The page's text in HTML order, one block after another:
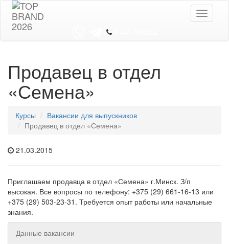
Toggle
Продавец в отдел
«Семена»
Курсы
Вакансии для выпускников
Продавец в отдел «Семена»
21.03.2015
Приглашаем продавца в отдел «Семена» г.Минск. З/п
высокая. Все вопросы по телефону: +375 (29) 661-16-13 или
+375 (29) 503-23-31. Требуется опыт работы или начальные
знания.
Данные вакансии